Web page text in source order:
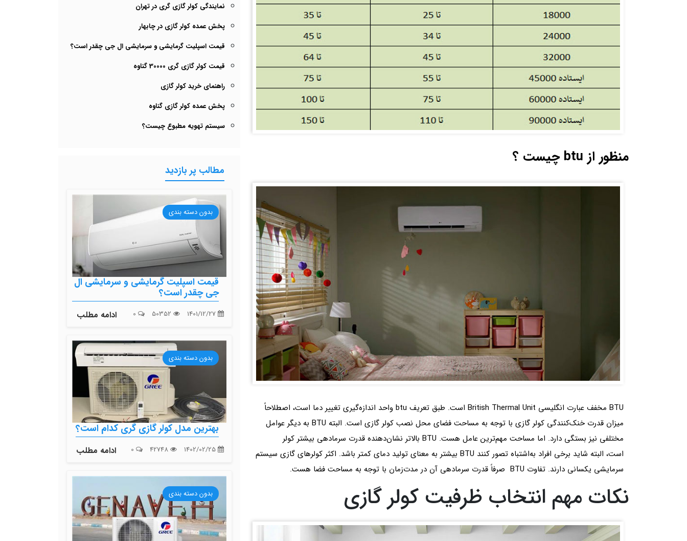
منظور از btu چیست ؟
BTU مخفف عبارت انگلیسی British Thermal Unit است. طبق تعریف btu واحد اندازه‌گیری تغییر دما است، اصطلاحاً
میزان قدرت خنک‌کنندگی کولر گازی با توجه به مساحت فضای محل نصب کولر گازی است. البته BTU به دیگر عوامل
مختلفی نیز بستگی دارد. اما مساحت مهم‌ترین عامل هست. BTU بالاتر نشان‌دهنده قدرت سرمادهی بیشتر کولر
است، البته شاید برخی افراد به‌اشتباه تصور کنند BTU بیشتر به معنای تولید دمای کمتر باشد. اکثر کولرهای گازی سیستم
سرمایشی یکسانی دارند. تفاوت BTU صرفاً قدرت سرمادهی آن در مدت‌زمان با توجه به مساحت فضا هست.
نکات مهم انتخاب ظرفیت کولر گازی
نمایندگی کولر گازی گری در تهران
پخش عمده کولر گازی در چابهار
قیمت اسپلیت گرمایشی و سرمایشی ال جی چقدر است؟
قیمت کولر گازی گری 30000 گناوه
راهنمای خرید کولر گازی
پخش عمده کولر گازی گناوه
سیستم تهویه مطبوع چیست؟
مطالب پر بازدید
بدون دسته بندی
قیمت اسپلیت گرمایشی و سرمایشی ال
جی چقدر است؟
ادامه مطلب
بدون دسته بندی
بهترین مدل کولر گازی گری کدام است؟
ادامه مطلب
بدون دسته بندی